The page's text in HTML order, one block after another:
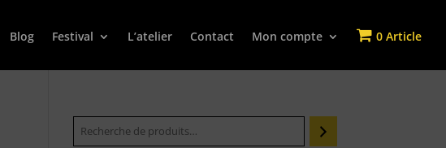
Blog Festival L’atelier Contact Mon compte 0 Article